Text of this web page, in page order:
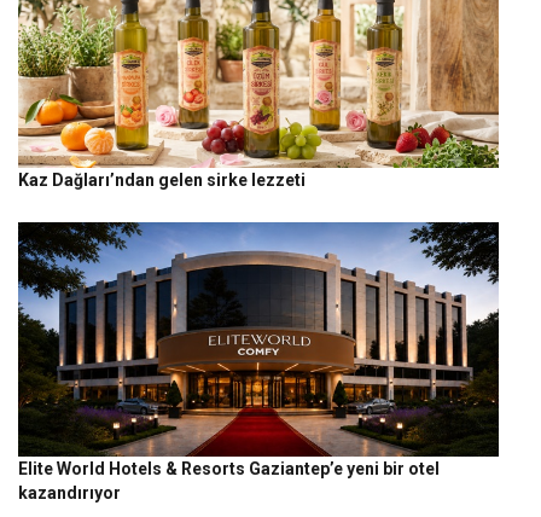
Kaz Dağları’ndan gelen sirke lezzeti
Elite World Hotels & Resorts Gaziantep’e yeni bir otel
kazandırıyor